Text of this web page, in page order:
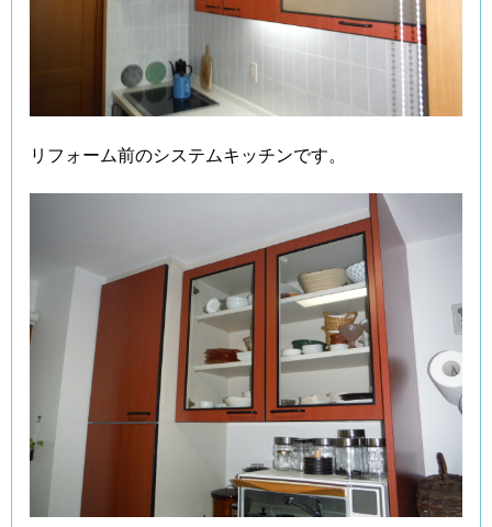
リフォーム前のシステムキッチンです。